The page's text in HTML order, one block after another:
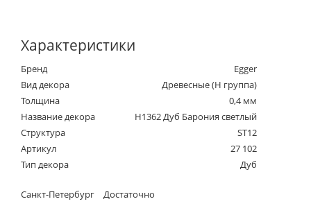
Характеристики
Бренд
Egger
Вид декора
Древесные (Н группа)
Толщина
0,4 мм
Название декора
H1362 Дуб Барония светлый
Структура
ST12
Артикул
27 102
Тип декора
Дуб
Санкт-Петербург
Достаточно